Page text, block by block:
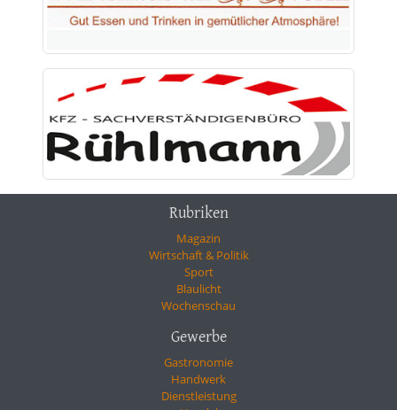
Rubriken
Magazin
Wirtschaft & Politik
Sport
Blaulicht
Wochenschau
Gewerbe
Gastronomie
Handwerk
Dienstleistung